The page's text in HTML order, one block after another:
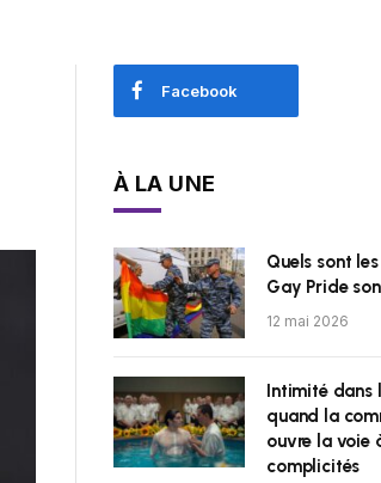
Facebook
À LA UNE
Quels sont
Gay Pride
12 mai 2026
Intimité dans
quand la
ouvre la voie
complicités